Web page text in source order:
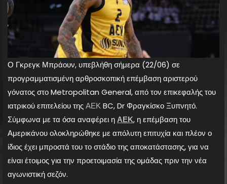
Ο Γκρεγκ Μπράουν, υπεβλήθη σήμερα (22/06) σε
προγραμματισμένη αρθροσκοπική επέμβαση αριστερού
γόνατος στο Metropolitan General, από τον επικεφαλής του
ιατρικού επιτελείου τηςΑΕΚBC, Dr Φραγκίσκο Ξυπνητό.
Σύμφωνα με τα όσα αναφέρει ηΑΕΚ, η επέμβαση του
Αμερικάνου ολοκληρώθηκε με απόλυτη επιτυχία και πλέον ο
ίδιος έχει μπροστά του το στάδιο της αποκατάστασης, για να
είναι έτοιμος για την προετοιμασία της ομάδας πριν την νέα
αγωνιστική σεζόν.